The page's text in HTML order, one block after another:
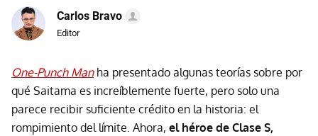
Carlos Bravo
Editor
One-Punch Manha presentado algunas teorías sobre por
qué Saitama es increíblemente fuerte, pero solo una
parece recibir suficiente crédito en la historia: el
rompimiento del límite. Ahora, el héroe de Clase S,